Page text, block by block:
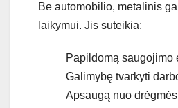
Be automobilio, metalinis
laikymui. Jis suteikia:
Papildomą saugojimo
Galimybę tvarkyti
Apsaugą nuo